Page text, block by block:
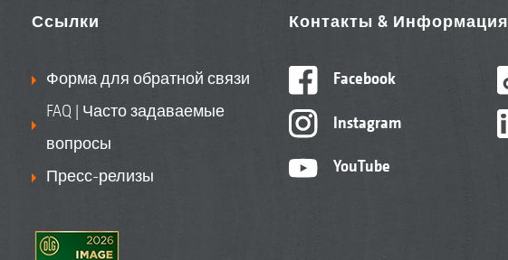
Ссылки
Форма для обратной связи
FAQ | Часто задаваемые
вопросы
Пресс-релизы
Контакты & Информация
Facebook
Instagram
YouTube